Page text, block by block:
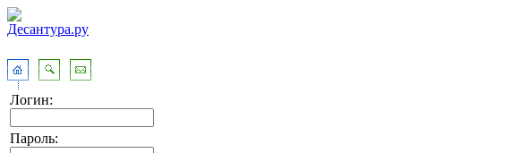
Логин:
Пароль: